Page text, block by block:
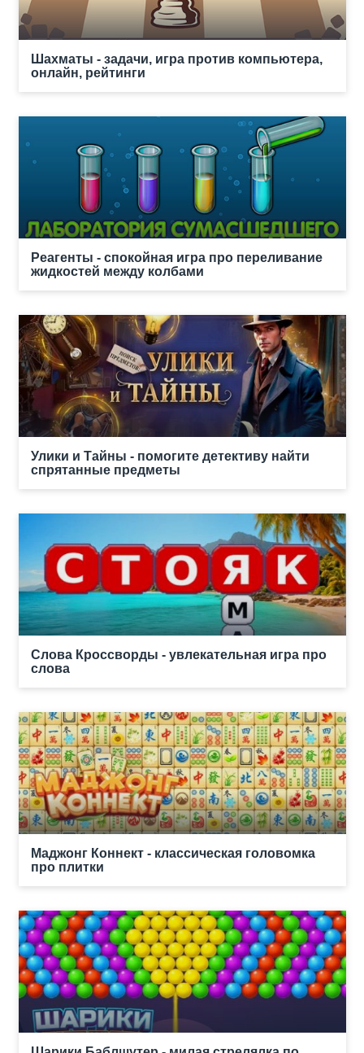
Шахматы - задачи, игра против компьютера,
онлайн, рейтинги
Реагенты - спокойная игра про переливание
жидкостей между колбами
Улики и Тайны - помогите детективу найти
спрятанные предметы
Слова Кроссворды - увлекательная игра про
слова
Маджонг Коннект - классическая головомка
про плитки